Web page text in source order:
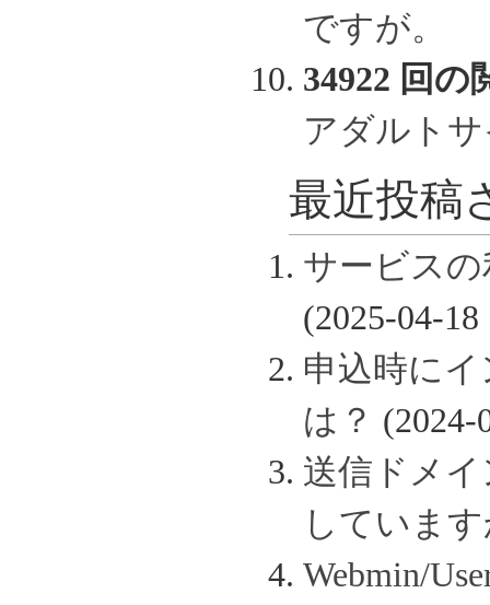
ですが。
34922 回の
アダルト
最近投稿
サービス
(2025-04-18
申込時に
は？ (2024-
送信ドメイ
していま
Webmin/